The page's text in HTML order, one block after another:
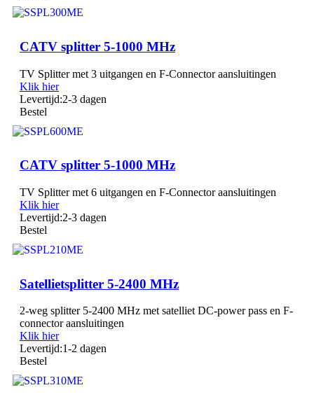
CATV splitter 5-1000 MHz
TV Splitter met 3 uitgangen en F-Connector aansluitingen
Klik hier
Levertijd:2-3 dagen
Bestel
CATV splitter 5-1000 MHz
TV Splitter met 6 uitgangen en F-Connector aansluitingen
Klik hier
Levertijd:2-3 dagen
Bestel
Satellietsplitter 5-2400 MHz
2-weg splitter 5-2400 MHz met satelliet DC-power pass en F-
connector aansluitingen
Klik hier
Levertijd:1-2 dagen
Bestel